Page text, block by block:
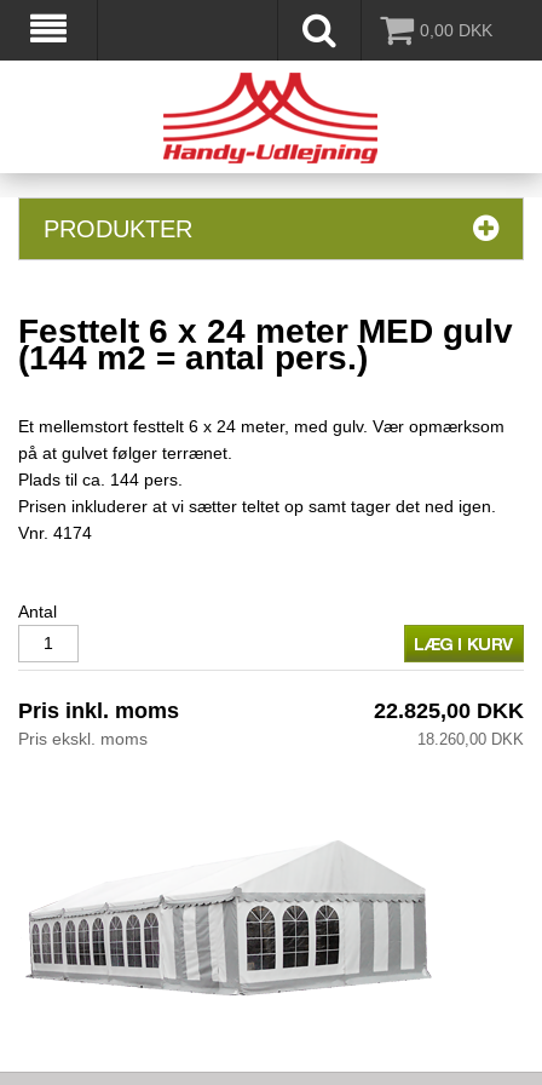
0,00 DKK
PRODUKTER
Festtelt 6 x 24 meter MED gulv
(144 m2 = antal pers.)
Et mellemstort festtelt 6 x 24 meter, med gulv. Vær opmærksom
på at gulvet følger terrænet.
Plads til ca. 144 pers.
Prisen inkluderer at vi sætter teltet op samt tager det ned igen.
Vnr. 4174
Antal
Pris inkl. moms 22.825,00 DKK
Pris ekskl. moms 18.260,00 DKK